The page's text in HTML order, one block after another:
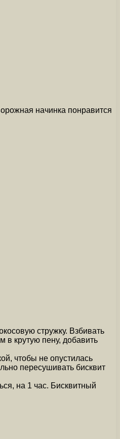
начинка понравится
стружку. Взбивать
в крутую пену, добавить
чтобы не опустилась
пересушивать бисквит
на 1 час. Бисквитный